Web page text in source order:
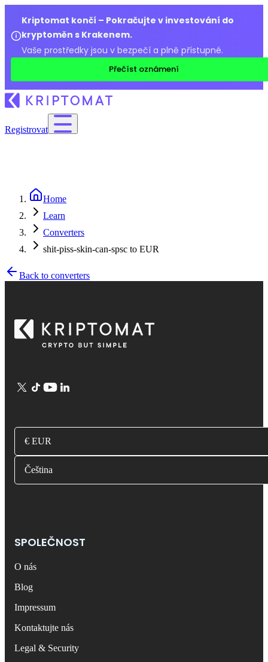
Kriptomat končí – Pokračujte v investování do
kryptoměn s Krakenem.
Vaše prostředky jsou v bezpečí a plně přístupné.
Přečíst oznámení
Registrovat
Home
Learn
Converters
shit-piss-skin-can-spsc to EUR
Back to converters
€ EUR
Čeština
SPOLEČNOST
O nás
Blog
Impressum
Kontaktujte nás
Legal & Security